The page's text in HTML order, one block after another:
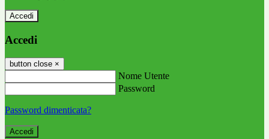
Accedi
Accedi
button close ×
Nome Utente
Password
Password dimenticata?